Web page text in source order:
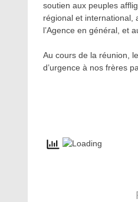
soutien aux peuples
régional et international,
l’Agence en général, et
Au cours de la réunion,
d’urgence à nos frères